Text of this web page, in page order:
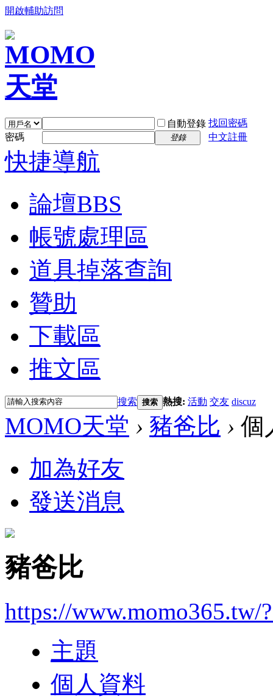
開啟輔助訪問
自動登錄 找回密碼
密碼
登錄 中文註冊
快捷導航
論壇BBS
帳號處理區
道具掉落查詢
贊助
下載區
推文區
搜索 搜索 熱搜: 活動 交友 discuz
MOMO天堂 › 豬爸比 › 個
加為好友
發送消息
豬爸比
https://www.momo365.tw/
主題
個人資料